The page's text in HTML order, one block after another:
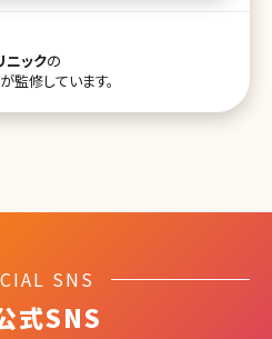
レーザーっ
ルビーレーザーとは? 1-2.Qスイッ
イッチルビーレーザーの経過とダウ
ーザーの失敗例 2.Qスイッチルビー
ビーレーザー
ニックの
が監修しています。
SNS
式SNS